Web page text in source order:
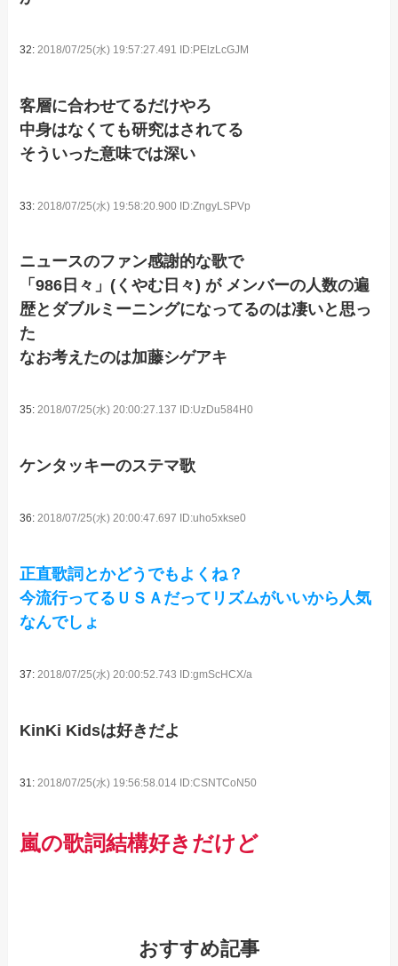
32: 2018/07/25(水) 19:57:27.491 ID:PElzLcGJM
客層に合わせてるだけやろ
中身はなくても研究はされてる
そういった意味では深い
33: 2018/07/25(水) 19:58:20.900 ID:ZngyLSPVp
ニュースのファン感謝的な歌で
「986日々」(くやむ日々) が メンバーの人数の遍
歴とダブルミーニングになってるのは凄いと思っ
た
なお考えたのは加藤シゲアキ
35:2018/07/25(水) 20:00:27.137 ID:UzDu584H0
ケンタッキーのステマ歌
36:2018/07/25(水) 20:00:47.697 ID:uho5xkse0
正直歌詞とかどうでもよくね？
今流行ってるＵＳＡだってリズムがいいから人気
なんでしょ
37:2018/07/25(水) 20:00:52.743 ID:gmScHCX/a
KinKi Kidsは好きだよ
31:2018/07/25(水) 19:56:58.014 ID:CSNTCoN50
嵐の歌詞結構好きだけど
おすすめ記事